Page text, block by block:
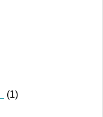
(1)